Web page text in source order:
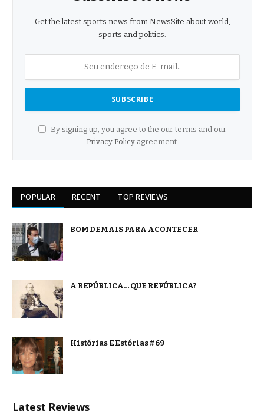
Get the latest sports news from NewsSite about world,
sports and politics.
By signing up, you agree to the our terms and our
Privacy Policyagreement.
POPULAR RECENT TOP REVIEWS
BOM DEMAIS PARA ACONTECER
A REPÚBLICA… QUE REPÚBLICA?
Histórias E Estórias #69
Latest Reviews